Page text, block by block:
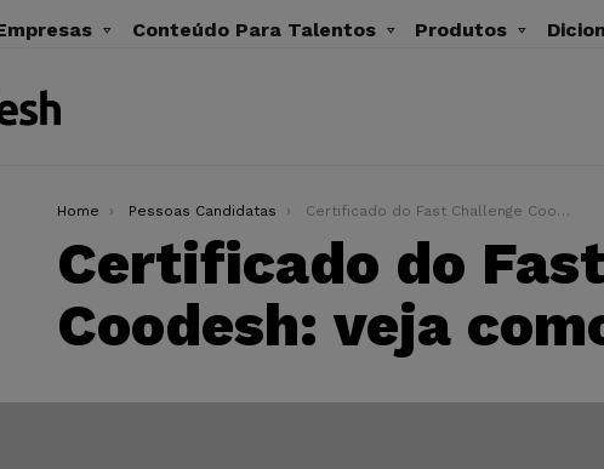
Conteúdo Para Talentos Produtos
You are here:
Home Pessoas Candidatas Certificado do Fast Challenge Coodesh: veja como obter
Certificado do
Coodesh: veja